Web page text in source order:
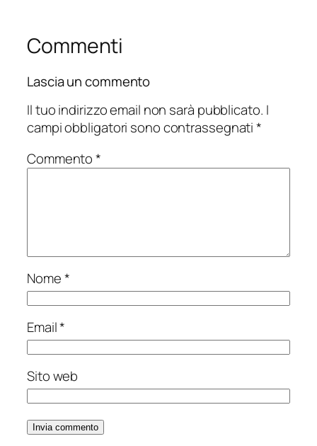
Commenti
Lascia un commento
Il tuo indirizzo email non sarà pubblicato. I
campi obbligatori sono contrassegnati*
Commento*
Nome*
Email*
Sito web